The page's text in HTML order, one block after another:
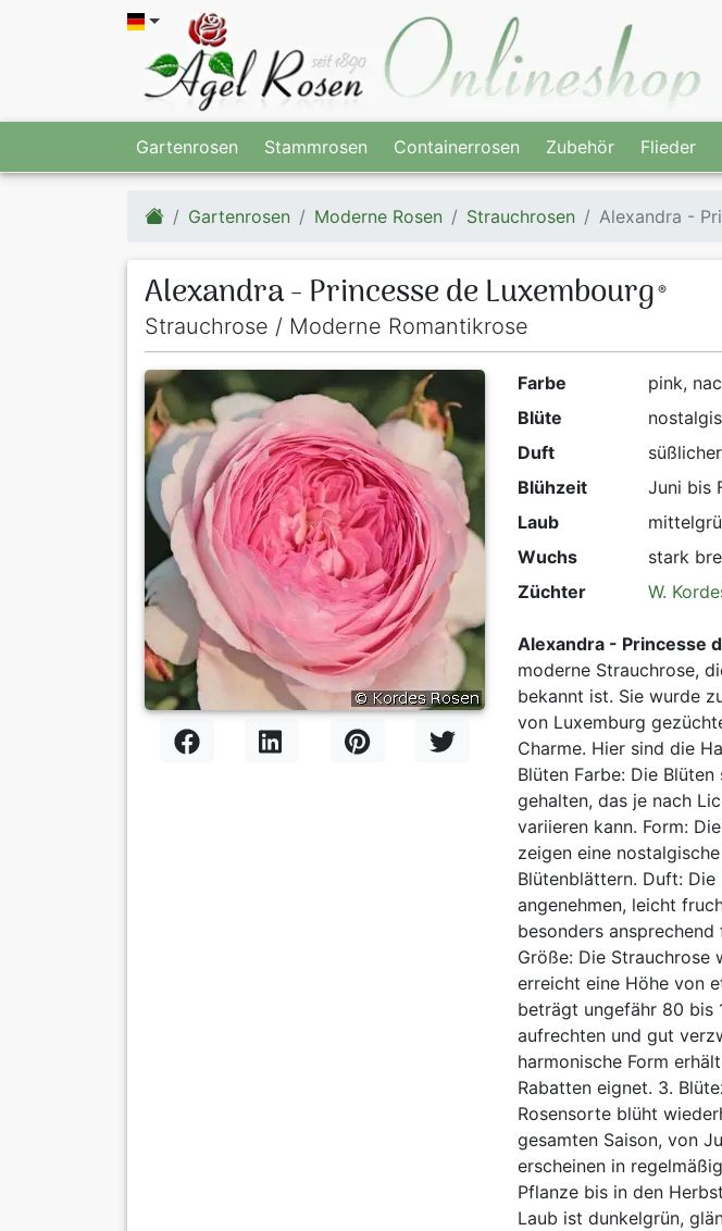
Gartenrosen Stammrosen Containerrosen Zubehör Flieder
Gartenrosen Moderne Rosen Strauchrosen Alexandra -
Alexandra - Princesse de Luxembourg ®
Strauchrose / Moderne Romantikrose
Farbe
pink,
Blüte
Duft
Blühzeit
Juni bis
Laub
Wuchs
stark
Züchter
W.
Alexandra - Princesse
moderne Strauchrose,
bekannt ist. Sie wurde
von Luxemburg
Charme. Hier sind die
Blüten Farbe: Die
gehalten, das je nach
variieren kann. Form:
zeigen eine
Blütenblättern. Duft:
angenehmen, leicht
besonders
Größe: Die Strauchrose
erreicht eine Höhe von
beträgt ungefähr 80 bis
aufrechten und gut
harmonische Form
Rabatten eignet. 3.
Rosensorte blüht
gesamten Saison, von
erscheinen in
Pflanze bis in den
Laub ist dunkelgrün,